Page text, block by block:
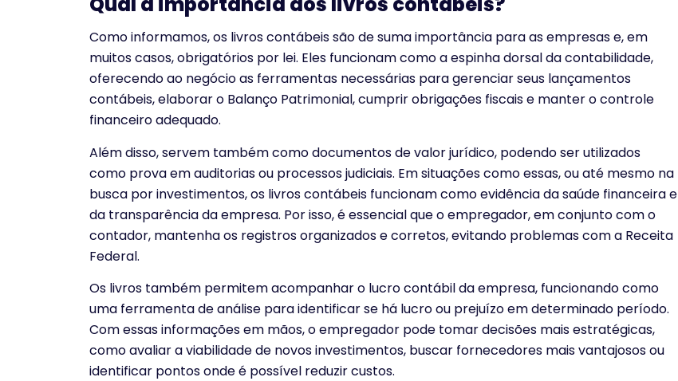
Como informamos, os livros contábeis são de suma importância para as empresas e, em
muitos casos, obrigatórios por lei. Eles funcionam como a espinha dorsal da contabilidade,
oferecendo ao negócio as ferramentas necessárias para gerenciar seus lançamentos
contábeis, elaborar o Balanço Patrimonial, cumprir obrigações fiscais e manter o controle
financeiro adequado.
Além disso, servem também como documentos de valor jurídico, podendo ser utilizados
como prova em auditorias ou processos judiciais. Em situações como essas, ou até mesmo na
busca por investimentos, os livros contábeis funcionam como evidência da saúde financeira e
da transparência da empresa. Por isso, é essencial que o empregador, em conjunto com o
contador, mantenha os registros organizados e corretos, evitando problemas com a Receita
Federal.
Os livros também permitem acompanhar o lucro contábil da empresa, funcionando como
uma ferramenta de análise para identificar se há lucro ou prejuízo em determinado período.
Com essas informações em mãos, o empregador pode tomar decisões mais estratégicas,
como avaliar a viabilidade de novos investimentos, buscar fornecedores mais vantajosos ou
identificar pontos onde é possível reduzir custos.